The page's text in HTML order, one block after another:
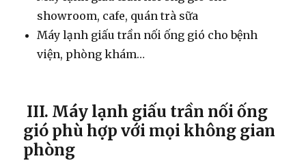
showroom, cafe, quán trà sữa
Máy lạnh giấu trần nối ống gió cho bệnh
viện, phòng khám…
III. Máy lạnh giấu trần nối ống
gió phù hợp với mọi không gian
phòng